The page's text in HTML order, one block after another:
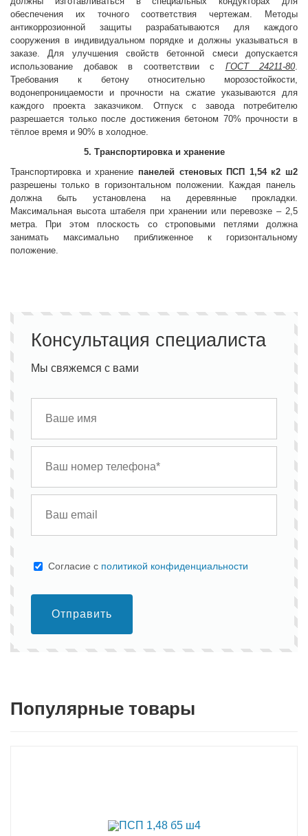
обеспечения их точного соответствия чертежам. Методы
антикоррозионной защиты разрабатываются для каждого
сооружения в индивидуальном порядке и должны указываться в
заказе. Для улучшения свойств бетонной смеси допускается
использование добавок в соответствии с ГОСТ 24211-80.
Требования к бетону относительно морозостойкости,
водонепроницаемости и прочности на сжатие указываются для
каждого проекта заказчиком. Отпуск с завода потребителю
разрешается только после достижения бетоном 70% прочности в
тёплое время и 90% в холодное.
5. Транспортировка и хранение
Транспортировка и хранение панелей стеновых ПСП 1,54 к2 ш2
разрешены только в горизонтальном положении. Каждая панель
должна быть установлена на деревянные прокладки.
Максимальная высота штабеля при хранении или перевозке – 2,5
метра. При этом плоскость со строповыми петлями должна
занимать максимально приближенное к горизонтальному
положение.
Консультация специалиста
Мы свяжемся с вами
Cогласие с политикой конфиденциальности
Отправить
Популярные товары